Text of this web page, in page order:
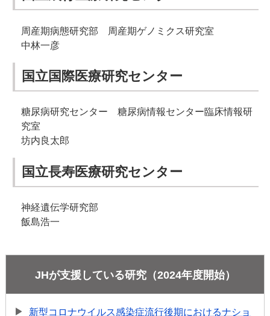
周産期病態研究部 周産期ゲノミクス研究室
中林一彦
国立国際医療研究センター
糖尿病研究センター 糖尿病情報センター臨床情報研
究室
坊内良太郎
国立長寿医療研究センター
神経遺伝学研究部
飯島浩一
JHが支援している研究（2024年度開始）
新型コロナウイルス感染症流行後期におけるナショ